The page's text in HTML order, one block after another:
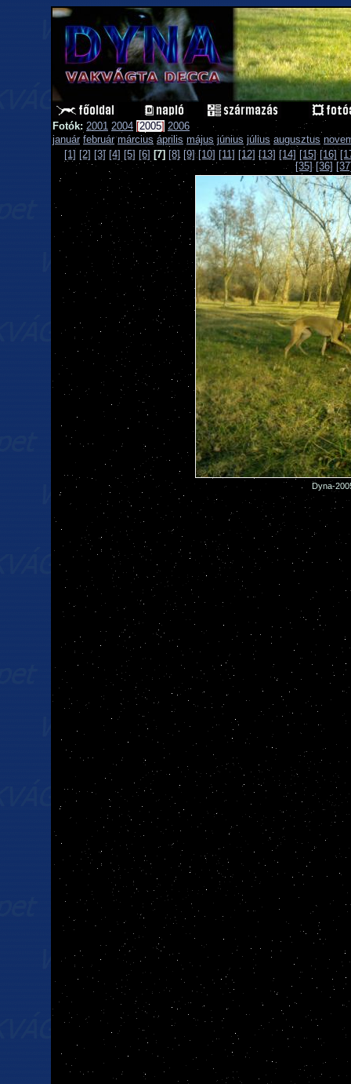
Fotók: 2001 2004 [2005] 2006
január február március április május június július augusztus
[1] [2] [3] [4] [5] [6] [7] [8] [9] [10] [11] [12] [13] [14] [15] [16]
[35] [36]
Dyna-